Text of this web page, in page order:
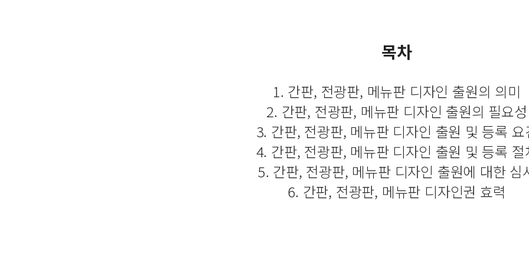
목차
1. 간판, 전광판, 메뉴판 디자인 출원의 의미
2. 간판, 전광판, 메뉴판 디자인 출원의 필요성
3. 간판, 전광판, 메뉴판 디자인 출원 및 등록 요
4. 간판, 전광판, 메뉴판 디자인 출원 및 등록 절
5. 간판, 전광판, 메뉴판 디자인 출원에 대한 심
6. 간판, 전광판, 메뉴판 디자인권 효력